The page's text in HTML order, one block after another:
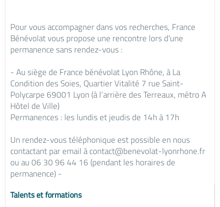
Pour vous accompagner dans vos recherches, France
Bénévolat vous propose une rencontre lors d'une
permanence sans rendez-vous :
- Au siège de France bénévolat Lyon Rhône, à La
Condition des Soies, Quartier Vitalité 7 rue Saint-
Polycarpe 69001 Lyon (à l’arrière des Terreaux, métro A
Hôtel de Ville)
Permanences : les lundis et jeudis de 14h à 17h
Un rendez-vous téléphonique est possible en nous
contactant par email à contact@benevolat-lyonrhone.fr
ou au 06 30 96 44 16 (pendant les horaires de
permanence) -
Talents et formations